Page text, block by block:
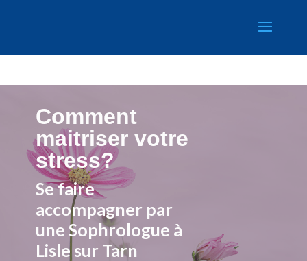
référencement et prise de rendez-vous pour les Sophrologues
Comment
maitriser votre
stress?
Se faire
accompagner par
une Sophrologue à
Lisle sur Tarn